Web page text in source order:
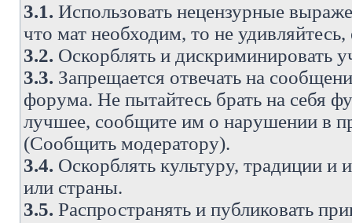
3.1. Использовать нецензурные
что мат необходим, то не
3.2. Оскорблять и дискриминировать
3.3. Запрещается отвечать на
форума. Не пытайтесь брать на себя
лучшее, сообщите им о нарушении в
(Сообщить модератору).
3.4. Оскорблять культуру, традиции
или страны.
3.5. Распространять и публиковать